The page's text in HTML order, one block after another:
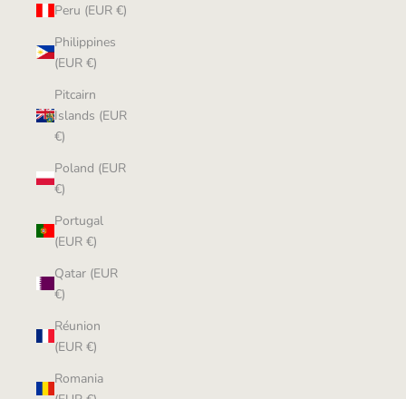
Peru (EUR €)
Philippines
(EUR €)
Pitcairn
Islands (EUR
€)
Poland (EUR
€)
Portugal
(EUR €)
Qatar (EUR
€)
Réunion
(EUR €)
Romania